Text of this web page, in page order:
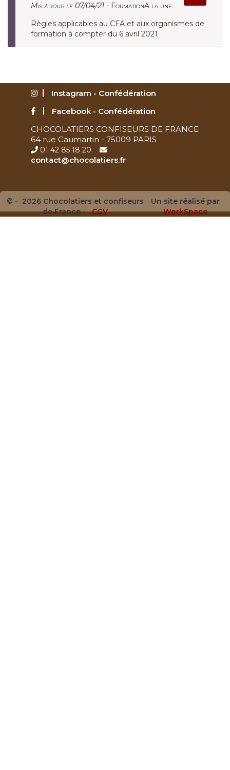
Mis à jour le 07/04/21 - FormationA la une
Règles applicables au CFA et aux organismes de
formation à compter du 6 avril 2021
Instagram - Confédération
Facebook - Confédération
CHOCOLATIERS CONFISEURS DE FRANCE
64 rue Caumartin - 75009 PARIS
01 42 85 18 20
contact@chocolatiers.fr
© - 2026 Chocolatiers et confiseurs
de France -CGV
Un site réalisé par
WorkSpace